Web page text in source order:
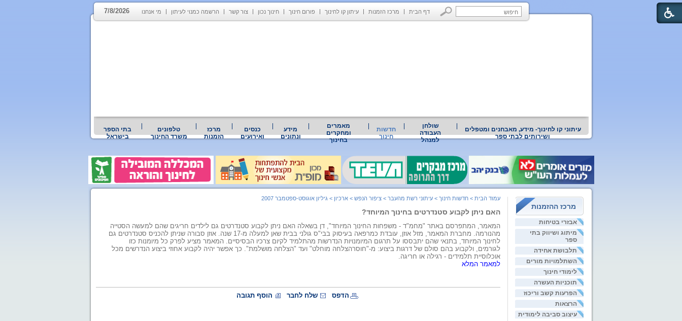
דף הבית מרכז הזמנות עיתון קו לחינוך פורום חינוך חינוך נכון צור קשר הרשמה כמנוי לעיתון מי אנחנו 7/8/2026
עיתוני קו לחינוך- מידע, מאבחנים ומטפלים
ושירותים לבתי ספר
שולחן
העבודה
למנהל
חדשות
חינוך
מאמרים
ומחקרים
בחינוך
מידע
ונתונים
כנסים
ואירועים
מרכז
הזמנות
טלפונים
משרד החינוך
בתי הספר
בישראל
מרכז ההזמנות
אבזרי בטיחות
מיתוג ושיווק בתי
ספר
תלבושת אחידה
השתלמויות מורים
לימודי חינוך
תוכניות העשרה
הפרעות קשב וריכוז
הרצאות
עיצוב סביבה לימודית
עמוד הבית > חדשות חינוך > עיתוני רשת מהעבר > ציפור הנפש > ארכיון > גיליון אוגוסט-ספטמבר 2007
האם ניתן לקבוע סטנדרטים בחינוך המיוחד?
המאמר, המתפרסם באתר "מחמ"ד - משפחות החינוך המיוחד", דן בשאלה האם ניתן לקבוע סטנדרטים גם לילדים חריגים שהם למעשה הסטייה
מהנורמה. מחברת המאמר, מזל אוזן, עובדת כמרפאה בעיסוק בבי"ס גולני בבית שאן למעלה מ-17 שנה. אוזן סבורה שניתן להכניס סטנדרטים גם
לחינוך המיוחד, בתנאי שהם יתבססו על תרגום המיומנויות הנדרשות מהתלמיד לקיום צרכיו הבסיסיים. המאמר מציע לפרק כל מיומנות כזו
לגורמים, ולקבוע בהם סולם של דרגות ביצוע: מ-"חוסרהצלחה מוחלט" ועד "הצלחה מושלמת". כך אפשר יהיה לקבוע אחוזי ביצוע הנדרשים מכל
אוכלוסיית תלמידים - רגילה או חריגה.
למאמר המלא
הדפס שלח לחבר הוסף תגובה